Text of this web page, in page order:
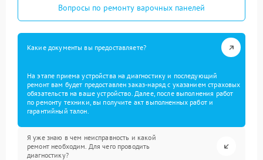
Вопросы по ремонту варочных панелей
Какие документы вы предоставляете?
На этапе приема устройства на диагностику и последующий
ремонт вам будет предоставлен заказ-наряд с указанием страховых
обязательств на ваше устройство. Далее, после выполнения работ
по ремонту техники, вы получите акт выполненных работ и
гарантийный талон.
Я уже знаю в чем неисправность и какой
ремонт необходим. Для чего проводить
диагностику?